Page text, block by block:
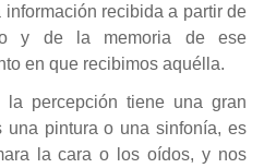
recibida a partir de
y de la memoria de ese
en que recibimos aquélla.
percepción tiene una gran
una pintura o una sinfonía, es
la cara o los oídos, y nos